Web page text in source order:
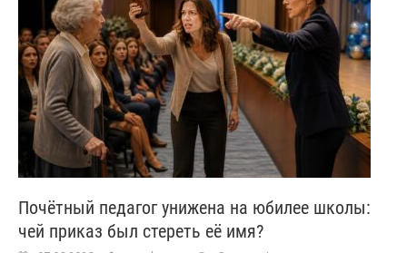
Почётный педагог унижена на юбилее школы:
чей приказ был стереть её имя?